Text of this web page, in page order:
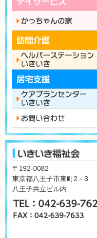
〒192-0082
東京都八王子市東町2－3
八王子共立ビル内